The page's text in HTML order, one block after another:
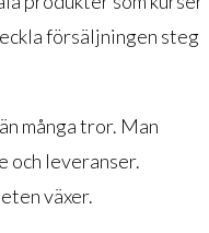
försäljningen steg
många tror. Man
och leveranser.
växer.